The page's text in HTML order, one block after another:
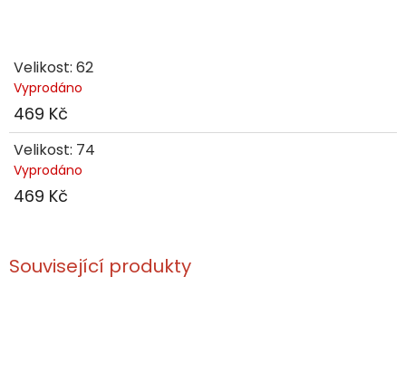
Velikost: 62
Vyprodáno
469 Kč
Velikost: 74
Vyprodáno
469 Kč
Související produkty